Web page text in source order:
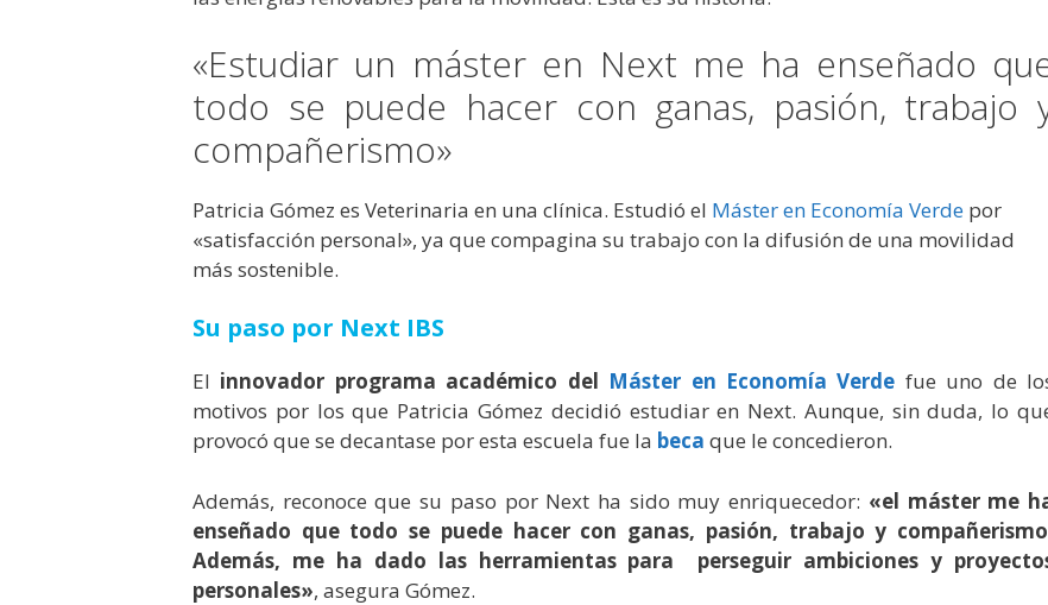
«Estudiar un máster en Next me ha enseñado
todo se puede hacer con ganas, pasión, trabajo
compañerismo»
Patricia Gómez es Veterinaria en una clínica. Estudió el Máster en Economía Verde por
«satisfacción personal», ya que compagina su trabajo con la difusión de una movilidad
más sostenible.
Su paso por Next IBS
El innovador programa académico del Máster en Economía Verde fue uno de
motivos por los que Patricia Gómez decidió estudiar en Next. Aunque, sin duda, lo
provocó que se decantase por esta escuela fue la beca que le concedieron.
Además, reconoce que su paso por Next ha sido muy enriquecedor: «el máster me
enseñado que todo se puede hacer con ganas, pasión, trabajo y
Además, me ha dado las herramientas para perseguir ambiciones y
personales», asegura Gómez.